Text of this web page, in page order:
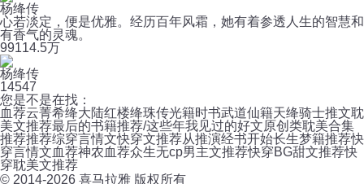
杨绛传
心若淡定，便是优雅。经历百年风霜，她有着参透人生的智慧和
有香气的灵魂。
99114.5万
杨绛传
14547
您是不是在找：
血荐云菁希绛大陆红楼绛珠传光籍时书武道仙籍天绛骑士推文耽
美文推荐最后的书籍推荐/这些年我见过的好文原创类耽美合集
推荐推荐综穿言情文快穿文推荐从推演经书开始长生梦籍推荐快
穿言情文血荐神农血荐众生无cp男主文推荐快穿BG甜文推荐快
穿耽美文推荐
© 2014-2026 喜马拉雅 版权所有